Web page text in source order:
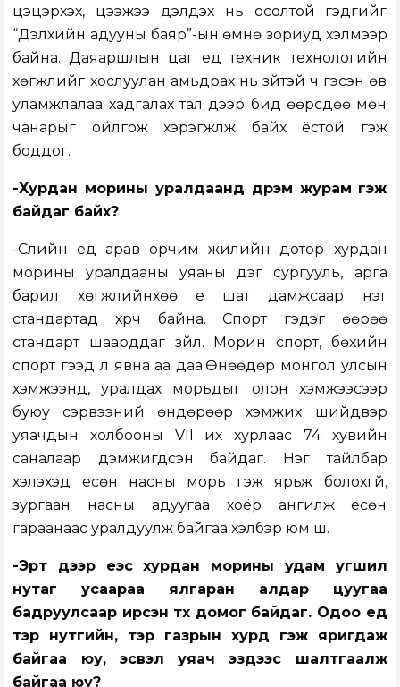
цэцэрхэх, цээжээ дэлдэх нь осолтой гэдгийг
“Дэлхийн адууны баяр”-ын өмнө зориуд хэлмээр
байна. Даяаршлын цаг үед техник технологийн
хөгжлийг хослуулан амьдрах нь зүйтэй ч гэсэн өв
уламжлалаа хадгалах тал дээр бид өөрсдөө мөн
чанарыг ойлгож хэрэгжүүлж байх ёстой гэж
боддог.
-Хурдан морины уралдаанд дүрэм журам гэж
байдаг байх?
-Сүүлийн үед арав орчим жилийн дотор хурдан
морины уралдааны уяаны дэг сургууль, арга
барил хөгжлийнхөө үе шат дамжсаар нэг
стандартад хүрч байна. Спорт гэдэг өөрөө
стандарт шаарддаг зүйл. Морин спорт, бөхийн
спорт гээд л явна аа даа.Өнөөдөр монгол улсын
хэмжээнд, уралдах морьдыг олон хэмжээсээр
буюу сэрвээний өндөрөөр хэмжих шийдвэр
уяачдын холбооны VII их хурлаас 74 хувийн
саналаар дэмжигдсэн байдаг. Нэг тайлбар
хэлэхэд есөн насны морь гэж ярьж болохгүй,
зургаан насны адуугаа хоёр ангилж есөн
гараанаас уралдуулж байгаа хэлбэр юм шүү.
-Эрт дээр үеэс хурдан морины удам угшил
нутаг усаараа ялгаран алдар цуугаа
бадруулсаар ирсэн түүх домог байдаг. Одоо үед
тэр нутгийн, тэр газрын хурд гэж яригдаж
байгаа юу, эсвэл уяач эздээс шалтгаалж
байгаа юу?